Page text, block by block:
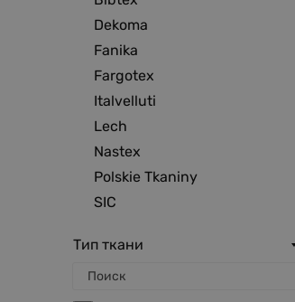
Dekoma
Fanika
Fargotex
Italvelluti
Lech
Nastex
Polskie Tkaniny
SIC
Тип ткани